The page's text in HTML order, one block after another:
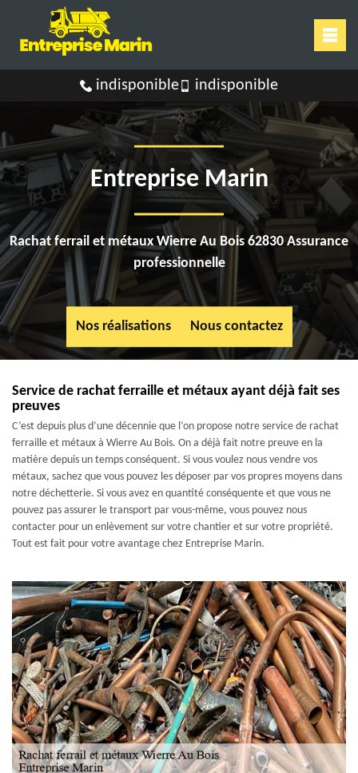
indisponible indisponible
Entreprise Marin
Rachat ferrail et métaux Wierre Au Bois 62830 Assurance
professionnelle
Nos réalisations Nous contactez
Service de rachat ferraille et métaux ayant déjà fait ses
preuves
C’est depuis plus d’une décennie que l’on propose notre service de rachat
ferraille et métaux à Wierre Au Bois. On a déjà fait notre preuve en la
matière depuis un temps conséquent. Si vous voulez nous vendre vos
métaux, sachez que vous pouvez les déposer par vos propres moyens dans
notre déchetterie. Si vous avez en quantité conséquente et que vous ne
pouvez pas assurer le transport par vous-même, vous pouvez nous
contacter pour un enlèvement sur votre chantier et sur votre propriété.
Tout est fait pour votre avantage chez Entreprise Marin.